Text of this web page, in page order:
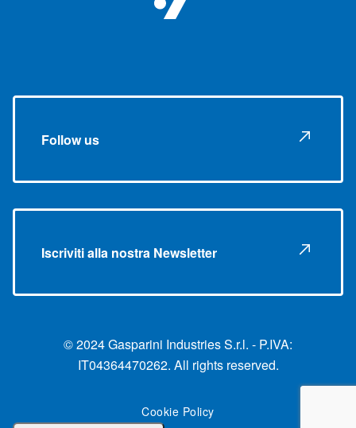
Follow us
Iscriviti alla nostra Newsletter
© 2024 Gasparini Industries S.r.l. - P.IVA:
IT04364470262. All rights reserved.
Cookie Policy